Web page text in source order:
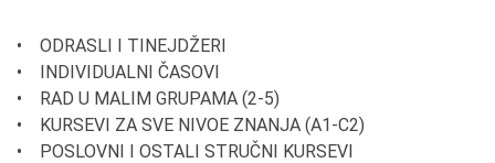
• ODRASLI I TINEJDŽERI
• INDIVIDUALNI ČASOVI
• RAD U MALIM GRUPAMA (2-5)
• KURSEVI ZA SVE NIVOE ZNANJA (A1-C2)
• POSLOVNI I OSTALI STRUČNI KURSEVI